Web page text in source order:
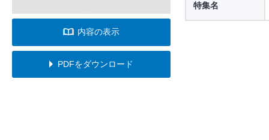
内容の表示
PDFをダウンロード
特集名